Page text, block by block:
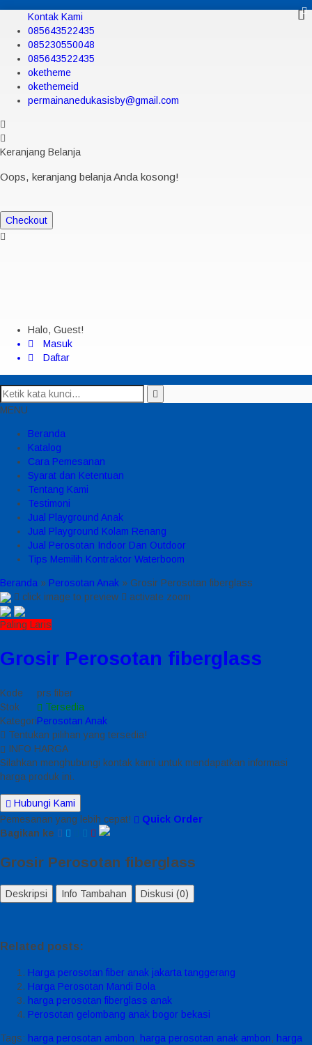
Kontak Kami
085643522435
085230550048
085643522435
oketheme
okethemeid
permainanedukasisby@gmail.com
Keranjang Belanja
Oops, keranjang belanja Anda kosong!
Checkout
Halo, Guest!
Masuk
Daftar
MENU
Beranda
Katalog
Cara Pemesanan
Syarat dan Ketentuan
Tentang Kami
Testimoni
Jual Playground Anak
Jual Playground Kolam Renang
Jual Perosotan Indoor Dan Outdoor
Tips Memilih Kontraktor Waterboom
Beranda » Perosotan Anak » Grosir Perosotan fiberglass
click image to preview
activate zoom
Paling Laris
Grosir Perosotan fiberglass
Kode
prs fiber
Stok
Tersedia
KategoriPerosotan Anak
Tentukan pilihan yang tersedia!
INFO HARGA
Silahkan menghubungi kontak kami untuk mendapatkan informasi
harga produk ini.
Hubungi Kami
Pemesanan yang lebih cepat!
Quick Order
Bagikan ke
Grosir Perosotan fiberglass
Deskripsi Info Tambahan Diskusi (0)
Related posts:
Harga perosotan fiber anak jakarta tanggerang
Harga Perosotan Mandi Bola
harga perosotan fiberglass anak
Perosotan gelombang anak bogor bekasi
Tags: harga perosotan ambon, harga perosotan anak ambon, harga